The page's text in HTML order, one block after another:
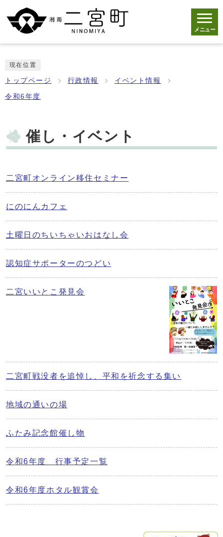
メニュー
現在位置
トップページ 行政情報 イベント情報
令和6年度
催し・イベント
二宮町オンライン移住セミナー
にのにんカフェ
土曜日のちいちゃいおはなし会
認知症サポーターのつどい
二宮いいとこ発見会
二宮町戦没者を追悼し、平和を祈念する集い
地域の通いの場
ふたみ記念館催し物
令和6年度 行事予定一覧
令和6年度ホタル観賞会